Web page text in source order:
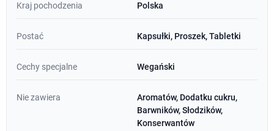
Kraj pochodzenia Polska
Postać Kapsułki, Proszek, Tabletki
Cechy specjalne Wegański
Nie zawiera
Aromatów, Dodatku cukru,
Barwników, Słodzików,
Konserwantów